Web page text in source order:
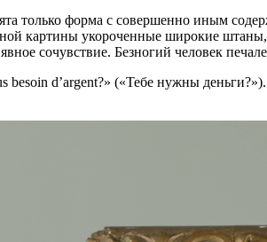
только форма с совершенно иным
картины укороченные широкие
сочувствие. Безногий человек
d’argent?» («Тебе нужны